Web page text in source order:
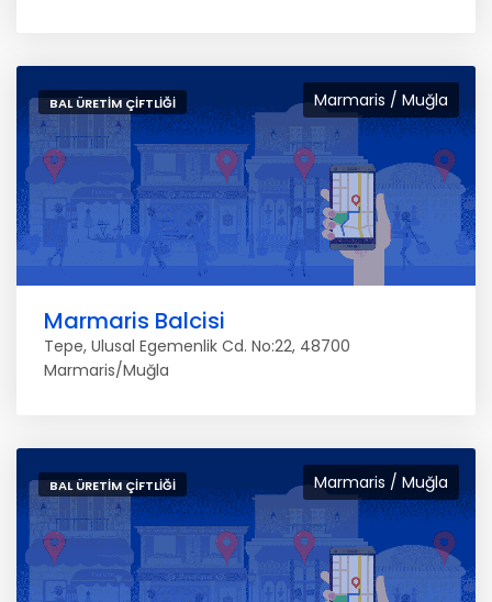
Marmaris / Muğla
BAL ÜRETIM ÇIFTLIĞI
Marmaris Balcisi
Tepe, Ulusal Egemenlik Cd. No:22, 48700
Marmaris/Muğla
Marmaris / Muğla
BAL ÜRETIM ÇIFTLIĞI